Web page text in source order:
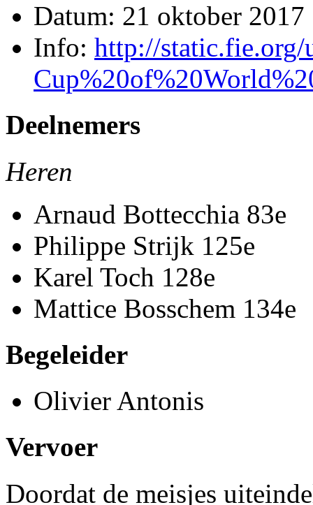
Datum: 21 oktober 2017
Info: http://static.fie.org/
Deelnemers
Heren
Arnaud Bottecchia 83e
Philippe Strijk 125e
Karel Toch 128e
Mattice Bosschem 134e
Begeleider
Olivier Antonis
Vervoer
Doordat de meisjes